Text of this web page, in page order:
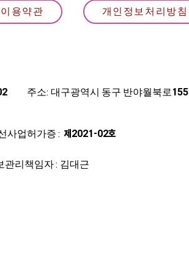
주소: 대구광역시 동구 반야월북로155
용약관 개인정보처리방침
사업허가증 :제2021-02호
관리책임자 : 김대근